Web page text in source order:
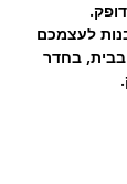
לעצמכם
בבית, בחדר